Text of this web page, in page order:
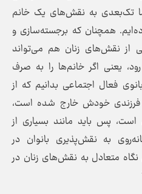
تک‌بعدی به نقش‌های یک خانم
همچنان که برجسته‌سازی و
از نقش‌های زنان هم می‌تواند
یعنی اگر خانم‌ها را به صرف
فعال اجتماعی بدانیم که از
خودش خارج شده است،
پس باید مانند بسیاری از
به نقش‌پذیری بانوان در
متعادل به نقش‌های زنان در